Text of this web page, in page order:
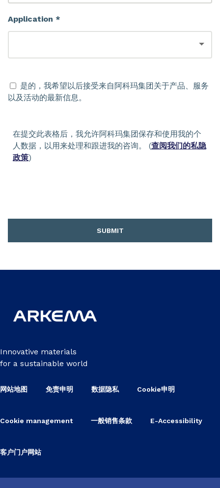
Application *
是的，我希望以后接受来自阿科玛集团关于产品、服务
以及活动的最新信息。
在提交此表格后，我允许阿科玛集团保存和使用我的个
人数据，以用来处理和跟进我的咨询。 (查阅我们的私隐
政策)
SUBMIT
Innovative materials
for a sustainable world
网站地图 免责申明 数据隐私 Cookie申明
Cookie management 一般销售条款 E-Accessibility
客户门户网站